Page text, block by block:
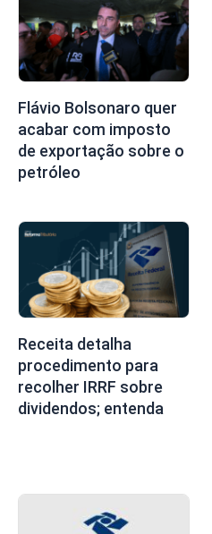
Flávio Bolsonaro quer
acabar com imposto
de exportação sobre o
petróleo
Receita detalha
procedimento para
recolher IRRF sobre
dividendos; entenda